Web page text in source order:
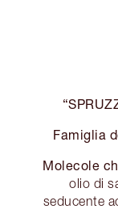
Famiglia
Molecole
olio di
seducente